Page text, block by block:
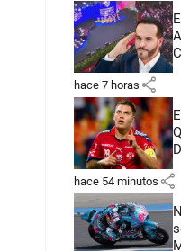
hace 7 horas share
hace 54 minutos share